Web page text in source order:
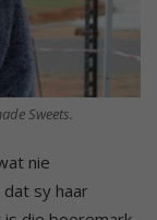
Sweets.
nie
sy haar